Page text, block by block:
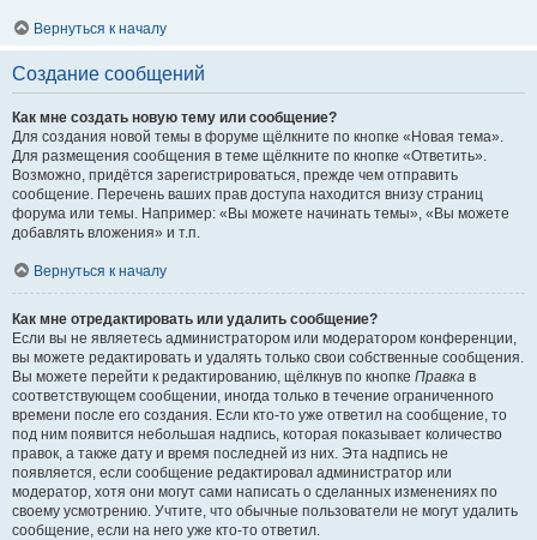
Вернуться к началу
Создание сообщений
Как мне создать новую тему или сообщение?
Для создания новой темы в форуме щёлкните по кнопке «Новая тема».
Для размещения сообщения в теме щёлкните по кнопке «Ответить».
Возможно, придётся зарегистрироваться, прежде чем отправить
сообщение. Перечень ваших прав доступа находится внизу страниц
форума или темы. Например: «Вы можете начинать темы», «Вы можете
добавлять вложения» и т.п.
Вернуться к началу
Как мне отредактировать или удалить сообщение?
Если вы не являетесь администратором или модератором конференции,
вы можете редактировать и удалять только свои собственные сообщения.
Вы можете перейти к редактированию, щёлкнув по кнопке Правка в
соответствующем сообщении, иногда только в течение ограниченного
времени после его создания. Если кто-то уже ответил на сообщение, то
под ним появится небольшая надпись, которая показывает количество
правок, а также дату и время последней из них. Эта надпись не
появляется, если сообщение редактировал администратор или
модератор, хотя они могут сами написать о сделанных изменениях по
своему усмотрению. Учтите, что обычные пользователи не могут удалить
сообщение, если на него уже кто-то ответил.